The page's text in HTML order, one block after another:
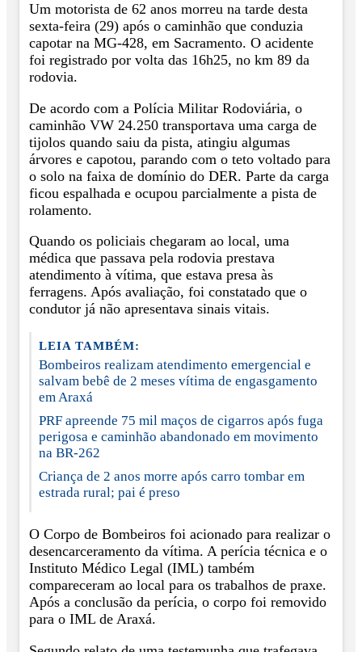
Um motorista de 62 anos morreu na tarde desta
sexta-feira (29) após o caminhão que conduzia
capotar na MG-428, em Sacramento. O acidente
foi registrado por volta das 16h25, no km 89 da
rodovia.
De acordo com a Polícia Militar Rodoviária, o
caminhão VW 24.250 transportava uma carga de
tijolos quando saiu da pista, atingiu algumas
árvores e capotou, parando com o teto voltado para
o solo na faixa de domínio do DER. Parte da carga
ficou espalhada e ocupou parcialmente a pista de
rolamento.
Quando os policiais chegaram ao local, uma
médica que passava pela rodovia prestava
atendimento à vítima, que estava presa às
ferragens. Após avaliação, foi constatado que o
condutor já não apresentava sinais vitais.
LEIA TAMBÉM:
Bombeiros realizam atendimento emergencial e
salvam bebê de 2 meses vítima de engasgamento
em Araxá
PRF apreende 75 mil maços de cigarros após fuga
perigosa e caminhão abandonado em movimento
na BR-262
Criança de 2 anos morre após carro tombar em
estrada rural; pai é preso
O Corpo de Bombeiros foi acionado para realizar o
desencarceramento da vítima. A perícia técnica e o
Instituto Médico Legal (IML) também
compareceram ao local para os trabalhos de praxe.
Após a conclusão da perícia, o corpo foi removido
para o IML de Araxá.